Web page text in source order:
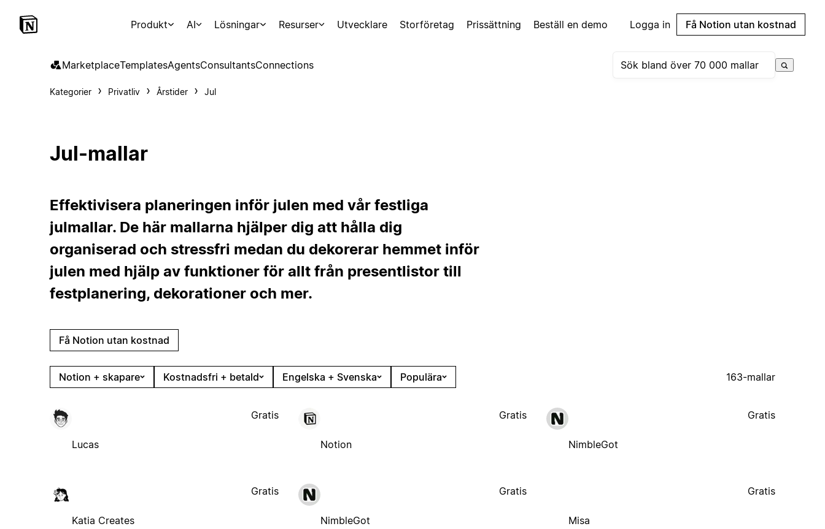
Produkt AI Lösningar Resurser Utvecklare Storföretag Prissättning Beställ en demo Logga in Få Notion utan kostnad
MarketplaceTemplatesAgentsConsultantsConnections
Kategorier Privatliv Årstider Jul
Jul-mallar
Effektivisera planeringen inför julen med vår festliga
julmallar. De här mallarna hjälper dig att hålla dig
organiserad och stressfri medan du dekorerar hemmet inför
julen med hjälp av funktioner för allt från presentlistor till
festplanering, dekorationer och mer.
Få Notion utan kostnad
Notion + skapare Kostnadsfri + betald Engelska + Svenska Populära 163-mallar
Lucas
Gratis
Notion
Gratis
NimbleGot
Gratis
Katia Creates
Gratis
NimbleGot
Gratis
Misa
Gratis